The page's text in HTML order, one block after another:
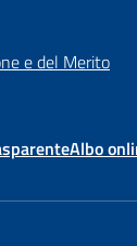
e del Merito
Albo